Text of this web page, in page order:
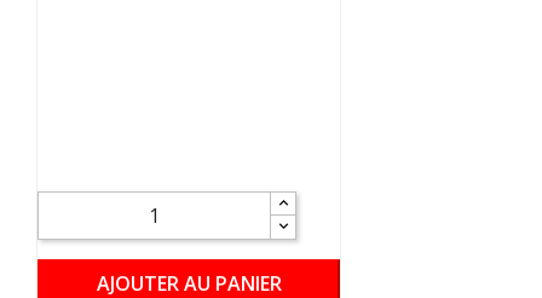
AJOUTER AU PANIER